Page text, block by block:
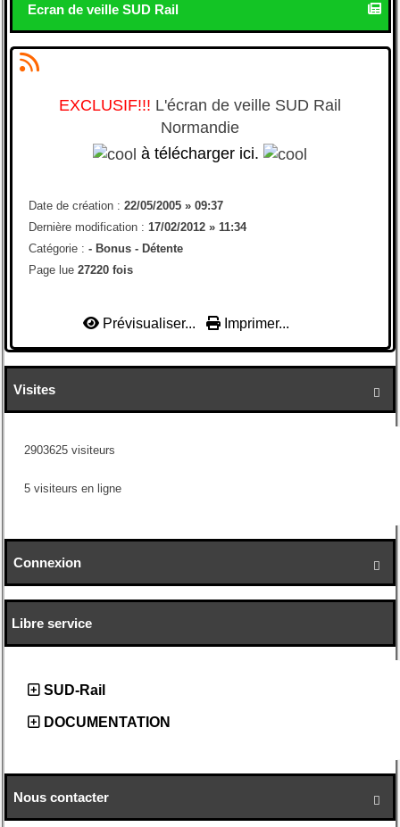

Visites
2903625 visiteurs
5 visiteurs en ligne

Connexion
Libre service
SUD-Rail
DOCUMENTATION

Nous contacter
Ecran de veille SUD Rail
EXCLUSIF!!! L'écran de veille SUD Rail
Normandie
à télécharger ici.
Date de création : 22/05/2005 » 09:37
Dernière modification : 17/02/2012 » 11:34
Catégorie : - Bonus - Détente
Page lue 27220 fois
Prévisualiser... Imprimer...